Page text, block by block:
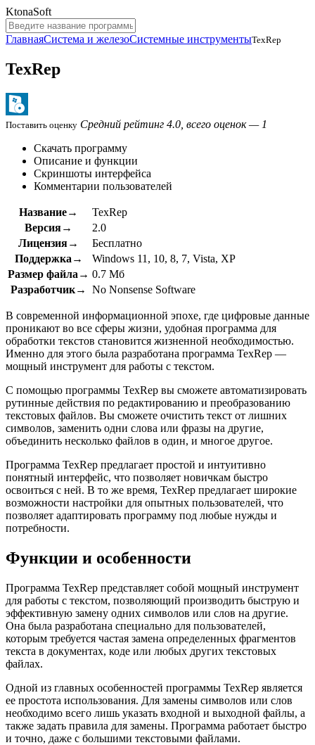
KtonaSoft
ГлавнаяСистема и железоСистемные инструментыTexRep
TexRep
Поставить оценку Средний рейтинг 4.0, всего оценок — 1
Скачать программу
Описание и функции
Скриншоты интерфейса
Комментарии пользователей
Название→
TexRep
Версия→
2.0
Лицензия→
Бесплатно
Поддержка→
Windows 11, 10, 8, 7, Vista, XP
Размер файла→ 0.7 Мб
Разработчик→
No Nonsense Software
В современной информационной эпохе, где цифровые данные
проникают во все сферы жизни, удобная программа для
обработки текстов становится жизненной необходимостью.
Именно для этого была разработана программа TexRep —
мощный инструмент для работы с текстом.
С помощью программы TexRep вы сможете автоматизировать
рутинные действия по редактированию и преобразованию
текстовых файлов. Вы сможете очистить текст от лишних
символов, заменить одни слова или фразы на другие,
объединить несколько файлов в один, и многое другое.
Программа TexRep предлагает простой и интуитивно
понятный интерфейс, что позволяет новичкам быстро
освоиться с ней. В то же время, TexRep предлагает широкие
возможности настройки для опытных пользователей, что
позволяет адаптировать программу под любые нужды и
потребности.
Функции и особенности
Программа TexRep представляет собой мощный инструмент
для работы с текстом, позволяющий производить быструю и
эффективную замену одних символов или слов на другие.
Она была разработана специально для пользователей,
которым требуется частая замена определенных фрагментов
текста в документах, коде или любых других текстовых
файлах.
Одной из главных особенностей программы TexRep является
ее простота использования. Для замены символов или слов
необходимо всего лишь указать входной и выходной файлы, а
также задать правила для замены. Программа работает быстро
и точно, даже с большими текстовыми файлами.